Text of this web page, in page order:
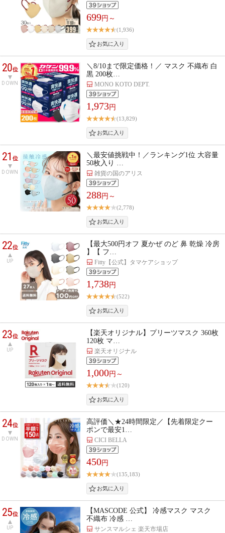
699円～
(1,936)
20位
DOWN
＼8/10まで限定価格！／ マスク 不織布 白
黒 200枚…
MONO KOTO DEPT.
1,973円
(13,829)
21位
DOWN
＼最安値挑戦中！／ランキング1位 大容量
50枚入り …
雑貨の国のアリス
288円～
(2,778)
22位
UP
【最大500円オフ 夏かぜ のど 鼻 乾燥 冷房
】【 フ…
Fitty【公式】タマケアショップ
1,738円
(522)
23位
UP
【楽天オリジナル】プリーツマスク 360枚
120枚 マ…
楽天オリジナル
1,000円～
(120)
24位
DOWN
高評価＼★24時間限定／【先着限定クー
ポンで最安1…
CICI BELLA
450円
(135,183)
25位
UP
【MASCODE 公式】 冷感マスク マスク
不織布 冷感 …
サンスマルシェ 楽天市場店